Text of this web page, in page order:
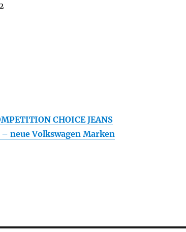
CHOICE JEANS
– neue Volkswagen Marken